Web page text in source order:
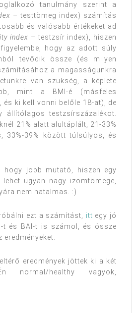
tanulmány szerint a
– testtömeg index) számítás
és valósabb értékeket ad
index – testzsír index), hiszen
hogy az adott súly
tevődik össze (és milyen
a magasságunkra
van szükség, a képlete
mint a BMI-é (másfeles
és ki kell vonni belőle 18-at), de
állítólagos testzsírszázalékot.
21% alatt alultáplált, 21-33%
33%-39% között túlsúlyos, és
hogy jobb mutató, hiszen egy
ugyan nagy izomtömege,
nem hatalmas. :)
ezt a számítást, itt egy jó
t és BAI-t is számol, és össze
eredményeket.
eredmények jöttek ki a két
normal/healthy vagyok,